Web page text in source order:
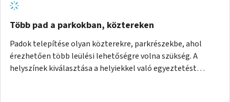
Több pad a parkokban, köztereken
Padok telepítése olyan közterekre, parkrészekbe, ahol
érezhetően több leülési lehetőségre volna szükség. A
helyszínek kiválasztása a helyiekkel való egyeztetést